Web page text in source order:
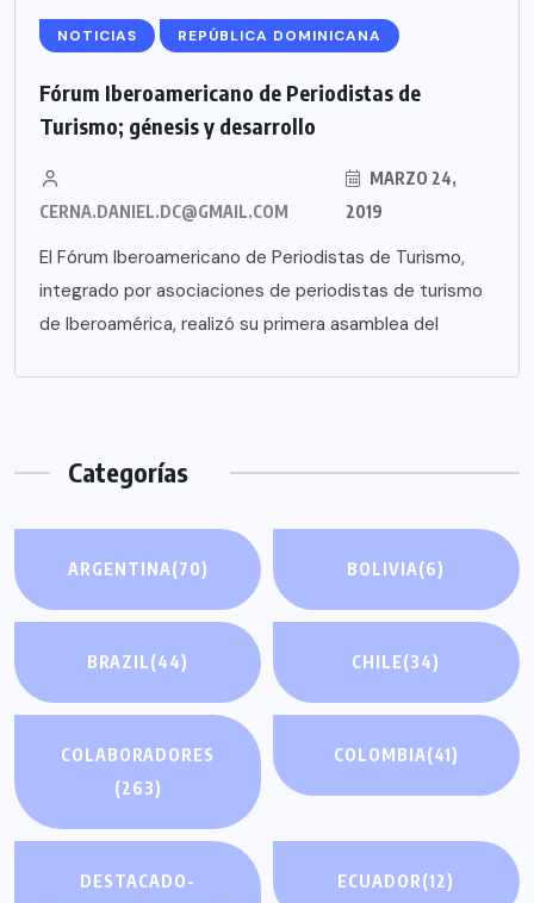
NOTICIAS REPÚBLICA DOMINICANA
Fórum Iberoamericano de Periodistas de
Turismo; génesis y desarrollo
CERNA.DANIEL.DC@GMAIL.COM
MARZO 24,
2019
El Fórum Iberoamericano de Periodistas de Turismo,
integrado por asociaciones de periodistas de turismo
de Iberoamérica, realizó su primera asamblea del
Categorías
ARGENTINA(70) BOLIVIA(6)
BRAZIL(44) CHILE(34)
COLABORADORES
(263)
COLOMBIA(41)
DESTACADO-
ECUADOR(12)